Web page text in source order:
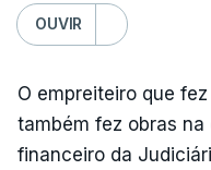
OUVIR
O empreiteiro que
também fez obras
financeiro da